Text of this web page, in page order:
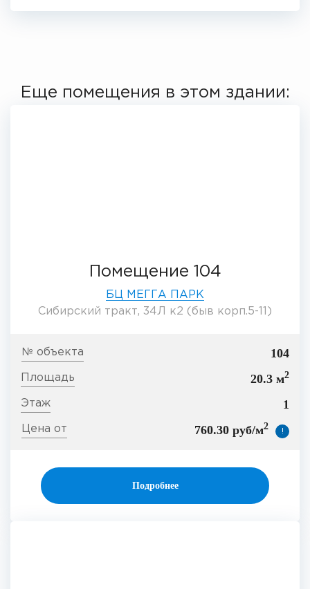
Еще помещения в этом здании:
Помещение 104
БЦ МЕГГА ПАРК
Сибирский тракт, 34Л к2 (быв корп.5-11)
104
20.3 м2
1
760.30 руб/м2 !
Подробнее